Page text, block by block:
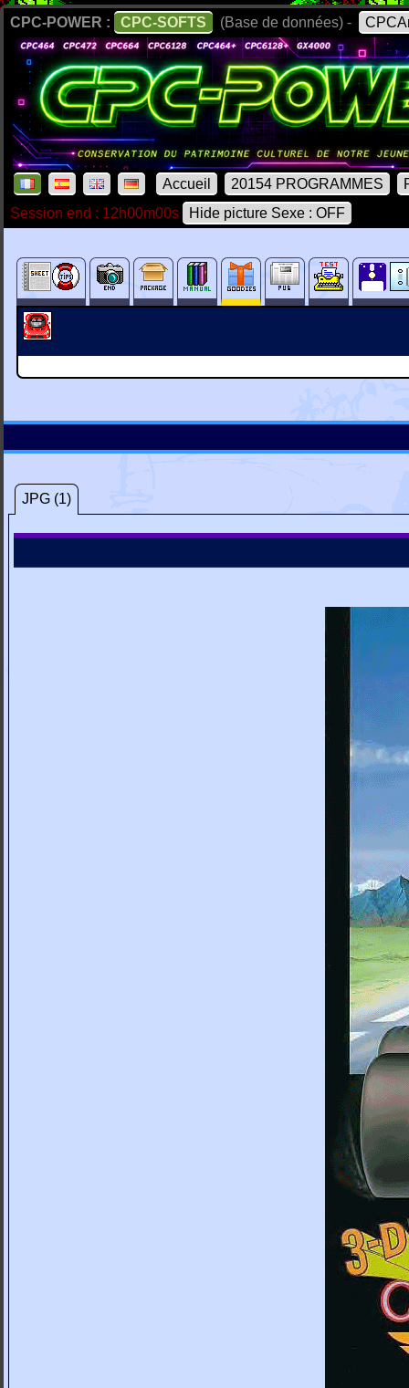
CPC-POWER : CPC-SOFTS (Base de données) -
Accueil 20154 PROGRAMMES
Session end : 12h00m00s
Hide picture Sexe : OFF
JPG (1)